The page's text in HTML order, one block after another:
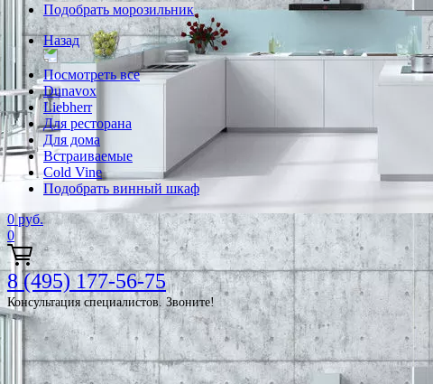
Подобрать морозильник
Назад
Посмотреть все
Dunavox
Liebherr
Для ресторана
Для дома
Встраиваемые
Cold Vine
Подобрать винный шкаф
0 руб.
0
8 (495) 177-56-75
Консультация специалистов. Звоните!